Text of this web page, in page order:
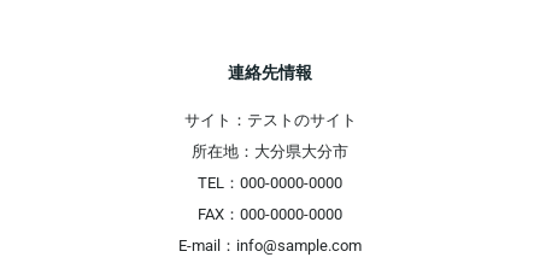
連絡先情報
サイト：テストのサイト
所在地：大分県大分市
TEL：000-0000-0000
FAX：000-0000-0000
E-mail：info@sample.com